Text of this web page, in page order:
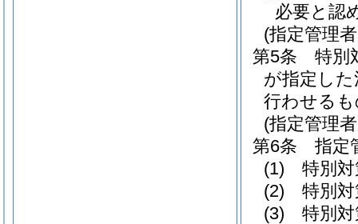
必要と認
(指定管理
第5条
特別
が指定し
行わせる
(指定管理
第6条
指定
(1)
特別
(2)
特別
(3)
特別